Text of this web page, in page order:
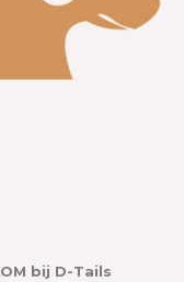
bij D-Tails